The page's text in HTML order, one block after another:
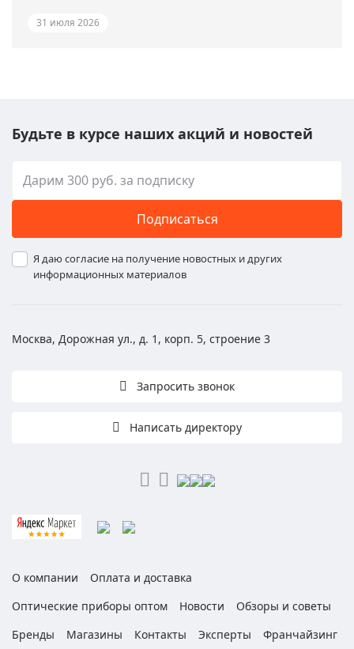
31 июля 2026
Будьте в курсе наших акций и новостей
Подписаться
Я даю согласие на получение новостных и других
информационных материалов
Москва, Дорожная ул., д. 1, корп. 5, строение 3
Запросить звонок
Написать директору
О компании
Оплата и доставка
Оптические приборы оптом
Новости
Обзоры и советы
Бренды
Магазины Контакты Эксперты Франчайзинг